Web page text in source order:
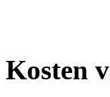
Kosten